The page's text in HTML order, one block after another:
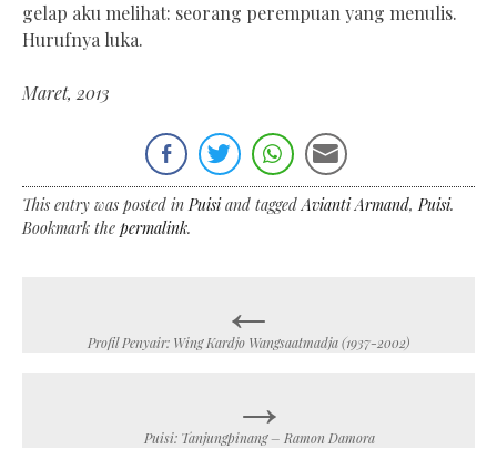
gelap aku melihat: seorang perempuan yang menulis.
Hurufnya luka.
Maret, 2013
This entry was posted inPuisiand taggedAvianti Armand,Puisi.
Bookmark the permalink.
navigation
←
Profil Penyair: Wing Kardjo Wangsaatmadja (1937-2002)
→
Puisi: Tanjungpinang – Ramon Damora